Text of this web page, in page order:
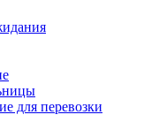
для перевозки